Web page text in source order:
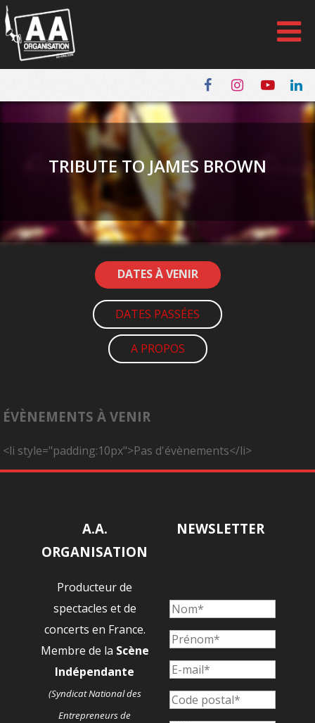
Panneau de gestion des cookies
TRIBUTE TO JAMES BROWN
DATES À VENIR
DATES PASSÉES
A PROPOS
ÉVÈNEMENTS À VENIR
<li style="padding:10px">Pas d'évènements</li>
A.A.
ORGANISATION
Producteur de
spectacles et de
concerts en France.
Membre de la Scène
Indépendante
(Syndicat National des
Entrepreneurs de
NEWSLETTER